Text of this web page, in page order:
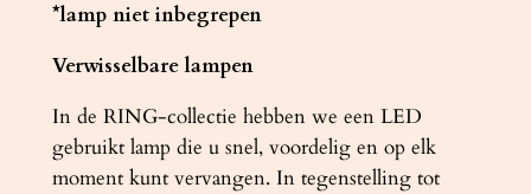
*lamp niet inbegrepen
Verwisselbare lampen
In de RING-collectie hebben we een LED
gebruikt lamp die u snel, voordelig en op elk
moment kunt vervangen. In tegenstelling tot